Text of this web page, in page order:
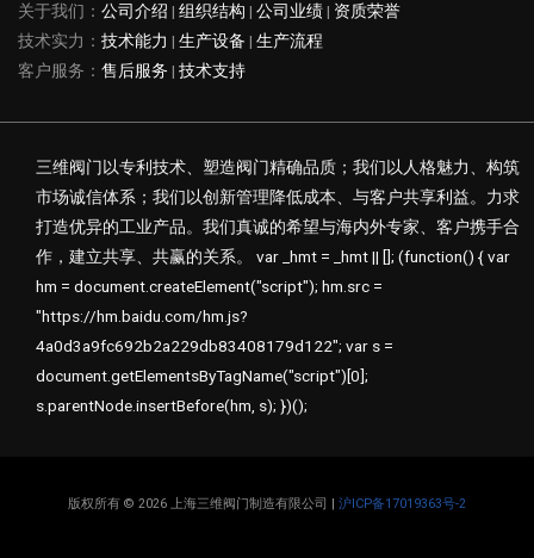
关于我们： 公司介绍 | 组织结构 | 公司业绩| 资质荣誉
技术实力： 技术能力 | 生产设备 | 生产流程
客户服务： 售后服务 | 技术支持
三维阀门以专利技术、塑造阀门精确品质；我们以人格魅力、构筑
市场诚信体系；我们以创新管理降低成本、与客户共享利益。力求
打造优异的工业产品。我们真诚的希望与海内外专家、客户携手合
作，建立共享、共赢的关系。 var _hmt = _hmt || []; (function() { var
hm = document.createElement("script"); hm.src =
"https://hm.baidu.com/hm.js?
4a0d3a9fc692b2a229db83408179d122"; var s =
document.getElementsByTagName("script")[0];
s.parentNode.insertBefore(hm, s); })();
版权所有 © 2026 上海三维阀门制造有限公司 | 沪ICP备17019363号-2